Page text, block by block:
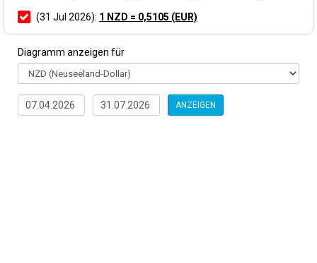
(31 Jul 2026): 1 NZD = 0,5105 (EUR)
Diagramm anzeigen für
ANZEIGEN